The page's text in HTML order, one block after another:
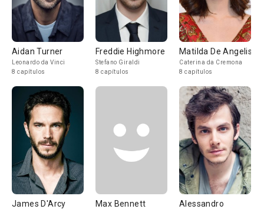
Aidan Turner
Leonardo da Vinci
8 capítulos
Freddie Highmore
Stefano Giraldi
8 capítulos
Matilda De Angelis
Caterina da Cremona
8 capítulos
James D'Arcy Max Bennett
Alessandro